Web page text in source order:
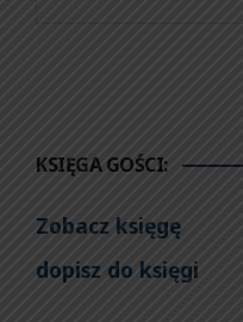
KSIĘGA GOŚCI:
Zobacz księgę
dopisz do księgi